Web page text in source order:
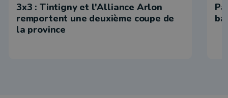
3x3 : Tintigny et l'Alliance Arlon
remportent une deuxième coupe de
la province